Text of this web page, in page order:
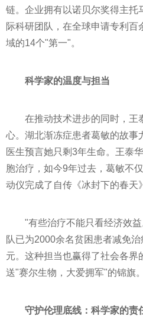
链。企业拥有以诺贝尔奖得主托
际科研团队，在全球申请专利百
域的14个"第一"。
科学家的温度与担当
在推动技术进步的同时，王
心。湖北渐冻症患者葛敏的故事
医生预言她只剩3年生命。王泰
胞治疗，如今9年过去，葛敏不
动仪完成了自传《冰封下的春天
"有些治疗不能只看经济效
队已为2000余名贫困患者减免
元。这种担当也赢得了社会各界
送"赛尔生物，大爱拥军"的锦旗。
守护伦理底线：科学家的责